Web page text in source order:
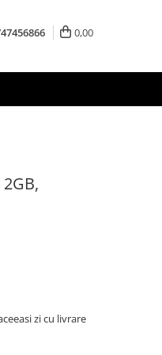
0,00
zi cu livrare